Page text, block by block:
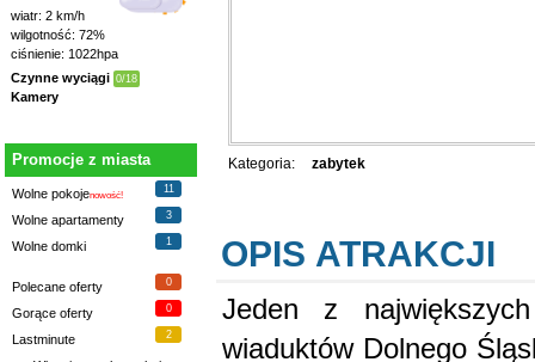
wiatr: 2 km/h
wilgotność: 72%
ciśnienie: 1022hpa
Czynne wyciągi 0/18
Kamery
Promocje z miasta
Wolne pokojenowość!
11
Wolne apartamenty 3
Wolne domki 1
Polecane oferty 0
Gorące oferty 0
Lastminute 2
Kategoria: zabytek
OPIS ATRAKCJI
Jeden z
wiaduktów Dolnego